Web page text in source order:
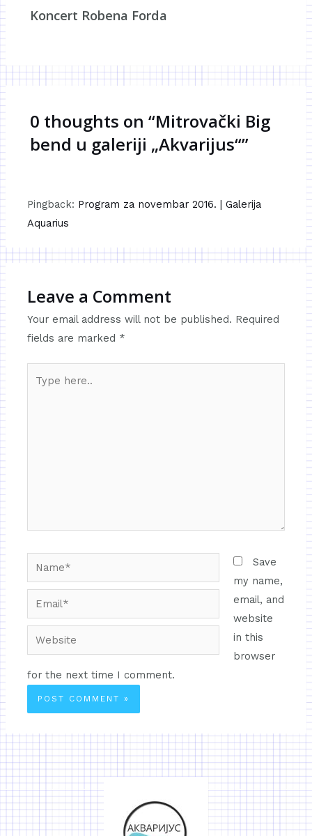
Koncert Robena Forda
0 thoughts on “Mitrovački Big
bend u galeriji „Akvarijus“”
Pingback: Program za novembar 2016. | Galerija
Aquarius
Leave a Comment
Your email address will not be published. Required
fields are marked *
Save
my name,
email, and
website
in this
browser
for the next time I comment.